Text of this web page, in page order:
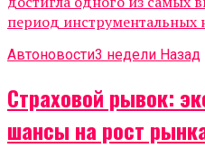
период инструментальных
Автоновости3 недели Назад
Страховой рывок:
шансы на рост